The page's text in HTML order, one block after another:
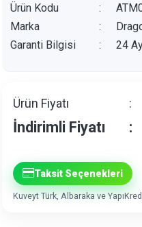
Ürün Kodu :
Marka
:
Garanti Bilgisi
: 24
Ürün Fiyatı :
İndirimli Fiyatı :
Taksit Seçenekleri
Kuveyt Türk, Albaraka ve